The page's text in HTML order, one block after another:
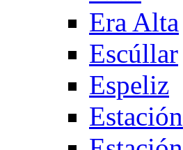
Era Alta
Escúllar
Espeliz
Estación